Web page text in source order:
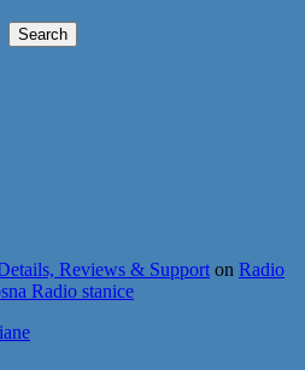
Search
Reviews & Support on Radio
Radio stanice